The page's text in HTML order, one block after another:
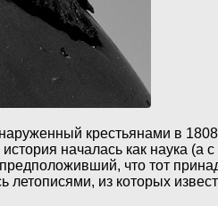
крестьянами в
началась как наука (а
что тот
из которых